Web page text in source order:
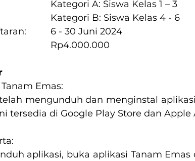
						Kategori A: Siswa Kelas 1 – 3
Kategori B: Siswa Kelas 4 - 6
Periode Pendaftaran:		6 - 30 Juni 2024
Hadiah Total:                   	Rp4.000.000
Emas:
mengunduh dan menginstal
tersedia di Google Play Store dan Apple
aplikasi, buka aplikasi Tanam